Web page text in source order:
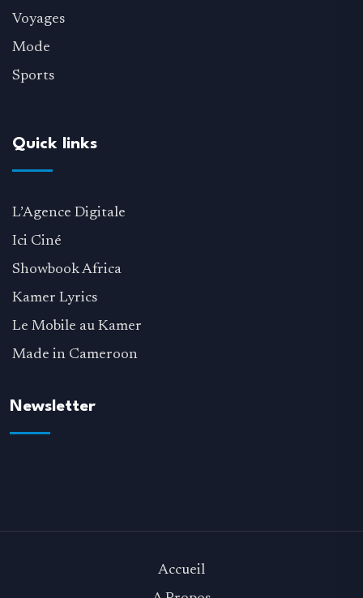
Voyages
Mode
Sports
Quick links
L’Agence Digitale
Ici Ciné
Showbook Africa
Kamer Lyrics
Le Mobile au Kamer
Made in Cameroon
Newsletter
Accueil